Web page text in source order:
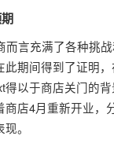
而言充满了各种挑
此期间得到了证明
得以于商店关门的
店4月重新开业，
。